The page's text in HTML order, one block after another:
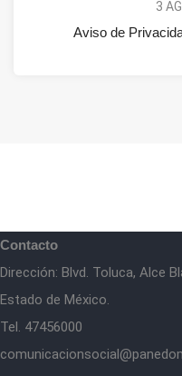
3
Aviso de
Contacto
Dirección: Blvd. Toluca, Alce
Estado de México.
Tel. 47456000